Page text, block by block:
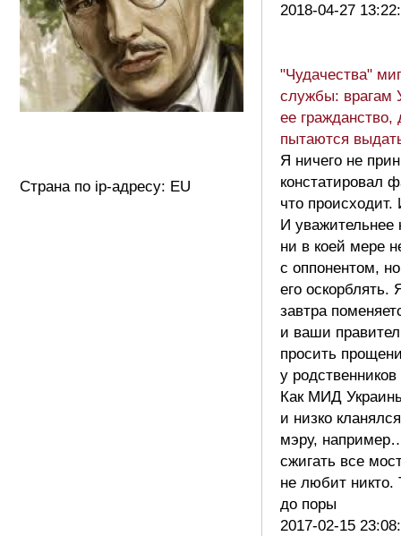
Страна по ip-адресу: EU
2018-04-27
"Чудачества"
службы: врагам
ее гражданство,
пытаются
Я ничего не
констатировал
что происходит.
И
ни в коей мере
с оппонентом,
его оскорблять.
завтра
и ваши
просить
у
Как МИД
и низко
мэру,
сжигать все
не любит
до поры
2017-02-15